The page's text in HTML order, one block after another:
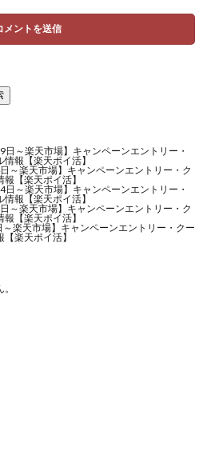
～楽天市場】キャンペーンエントリー・
報【楽天ポイ活】
～楽天市場】キャンペーンエントリー・ク
【楽天ポイ活】
～楽天市場】キャンペーンエントリー・
報【楽天ポイ活】
～楽天市場】キャンペーンエントリー・ク
【楽天ポイ活】
楽天市場】キャンペーンエントリー・クー
楽天ポイ活】